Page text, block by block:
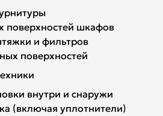
поверхностей шкафов
и фильтров
поверхностей
внутри и снаружи
(включая уплотнители)